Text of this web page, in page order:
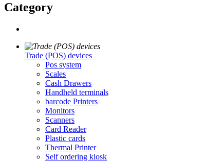
Category
Trade (POS) devices
Pos system
Scales
Cash Drawers
Handheld terminals
barcode Printers
Monitors
Scanners
Card Reader
Plastic cards
Thermal Printer
Self ordering kiosk